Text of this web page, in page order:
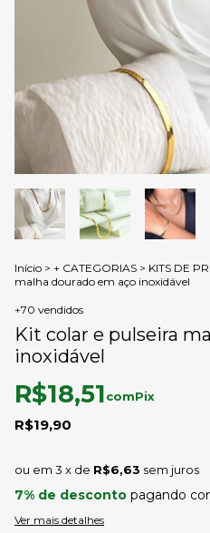
Início > + CATEGORIAS > KITS DE
malha dourado em aço inoxidável
+70 vendidos
Kit colar e pulseira
inoxidável
R$19,90
R$18,51comPix
3 x de R$6,63 sem juros
7% de desconto pagando
Ver mais detalhes